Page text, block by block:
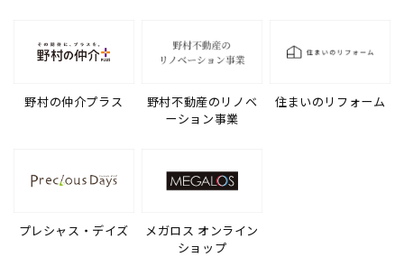
野村の仲介プラス
野村不動産のリノベ
ーション事業
住まいのリフォーム
プレシャス・デイズ
メガロス オンライン
ショップ